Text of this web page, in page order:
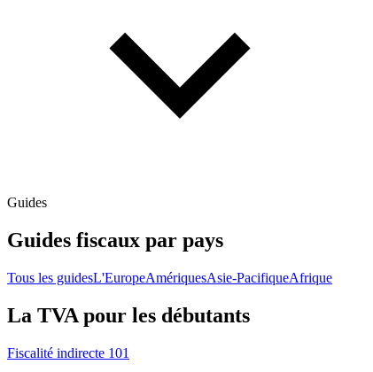
Guides
Guides fiscaux par pays
Tous les guidesL'EuropeAmériquesAsie-PacifiqueAfrique
La TVA pour les débutants
Fiscalité indirecte 101